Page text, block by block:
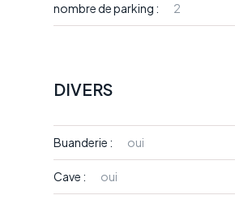
nombre de parking : 2
DIVERS
Buanderie : oui
Cave : oui